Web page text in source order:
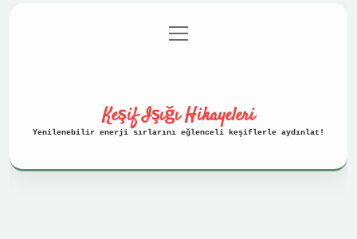
Gizlilik Politikası
menüyü
aç
Keşif Işığı Hikayeleri
Yenilenebilir enerji sırlarını eğlenceli keşiflerle aydınlat!